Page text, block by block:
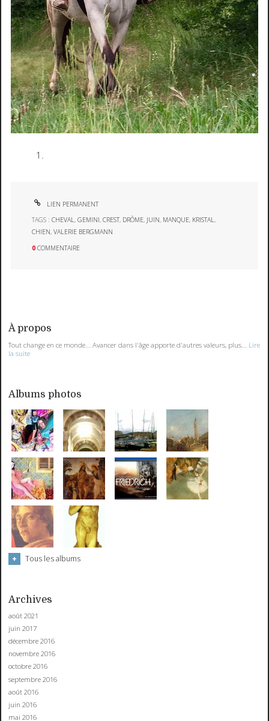
LIEN PERMANENT
TAGS :CHEVAL,GEMINI,CREST, DRÔME, JUIN, MANQUE, KRISTAL,
CHIEN,VALERIE BERGMANN
0 COMMENTAIRE
À propos
Tout change en ce monde... Avancer dans l'âge apporte d'autres valeurs, plus...
Lire
la suite
Albums photos
Tous les albums
Archives
août 2021
juin 2017
décembre 2016
novembre 2016
octobre 2016
septembre 2016
août 2016
juin 2016
mai 2016